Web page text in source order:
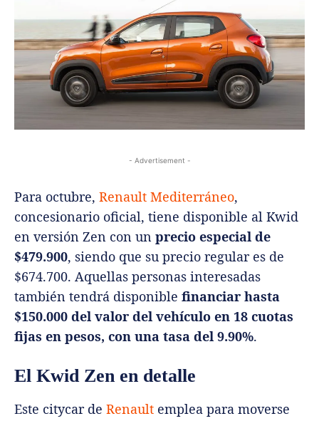
- Advertisement -
Para octubre, Renault Mediterráneo,
concesionario oficial, tiene disponible al Kwid
en versión Zen con un precio especial de
$479.900, siendo que su precio regular es de
$674.700. Aquellas personas interesadas
también tendrá disponible financiar hasta
$150.000 del valor del vehículo en 18 cuotas
fijas en pesos, con una tasa del 9.90%.
El Kwid Zen en detalle
Este citycar de Renault emplea para moverse